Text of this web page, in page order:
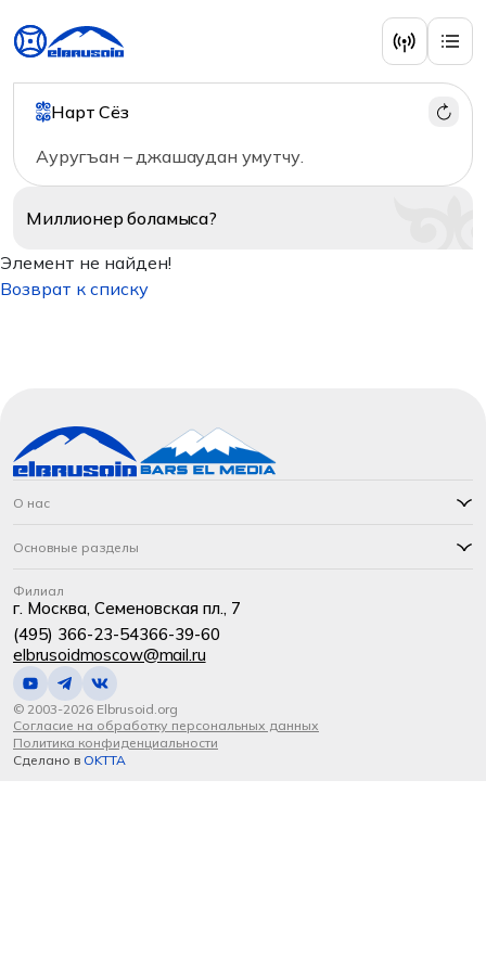
Нарт Сёз
Ауругъан – джашаудан умутчу.
Миллионерболамыса?
Элемент не найден!
Возврат к списку
О нас
Основные разделы
Филиал
г. Москва, Семеновская пл., 7
(495) 366-23-54366-39-60
elbrusoidmoscow@mail.ru
© 2003-2026 Elbrusoid.org
Согласие на обработку персональных данных
Политика конфиденциальности
Сделано в OKTTA